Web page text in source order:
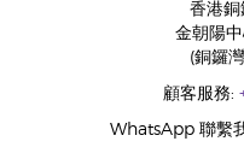
香港
金朝陽
(銅鑼
顧客服務:
WhatsApp 聯繫